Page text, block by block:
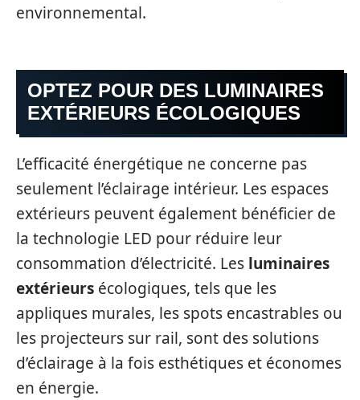
environnemental.
OPTEZ POUR DES LUMINAIRES
EXTÉRIEURS ÉCOLOGIQUES
L’efficacité énergétique ne concerne pas
seulement l’éclairage intérieur. Les espaces
extérieurs peuvent également bénéficier de
la technologie LED pour réduire leur
consommation d’électricité. Les luminaires
extérieurs écologiques, tels que les
appliques murales, les spots encastrables ou
les projecteurs sur rail, sont des solutions
d’éclairage à la fois esthétiques et économes
en énergie.